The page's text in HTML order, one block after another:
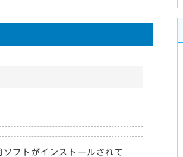
フトがインストールされて